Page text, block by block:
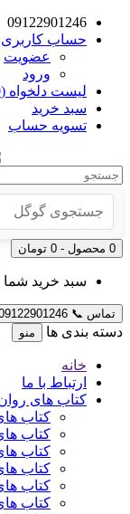
09122901246
حساب کاربری
عضویت
ورود
لیست دلخواه (0)
سبد خرید
تسویه حساب
0 محصول - 0 تومان
سبد خرید
تماس 📞
دسته بندی ها منو
خانه
ارتباط با ما
کتاب های
کتاب
کتاب
کتاب
کتاب
کتاب
کتاب